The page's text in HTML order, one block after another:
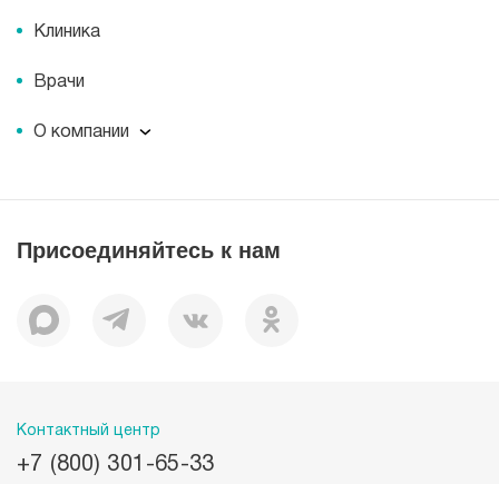
Клиника
Врачи
О компании
Миссия
Корпоративная социальная ответственность
Вакансии
Присоединяйтесь к нам
Контактный центр
+7 (800) 301-65-33